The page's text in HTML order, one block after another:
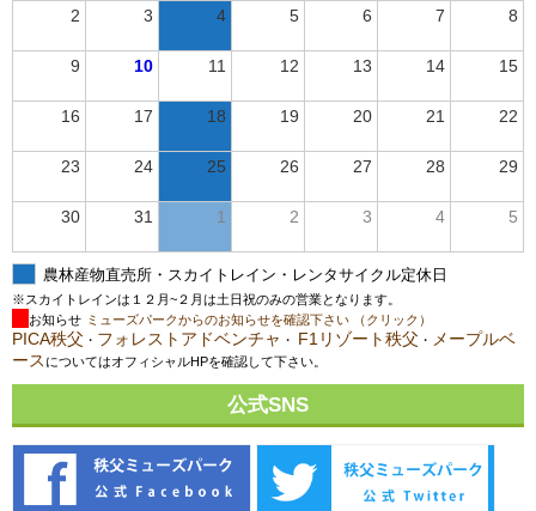
2 3 4 5 6 7 8
9 10 11 12 13 14 15
16 17 18 19 20 21 22
23 24 25 26 27 28 29
30 31 1 2 3 4 5
農林産物直売所・スカイトレイン・レンタサイクル定休日
※スカイトレインは１２月~２月は土日祝のみの営業となります。
お知らせ ミューズパークからのお知らせを確認下さい （クリック）
PICA秩父 ・ フォレストアドベンチャ ・ F1リゾート秩父 ・ メープルベ
ース についてはオフィシャルHPを確認して下さい。
公式SNS